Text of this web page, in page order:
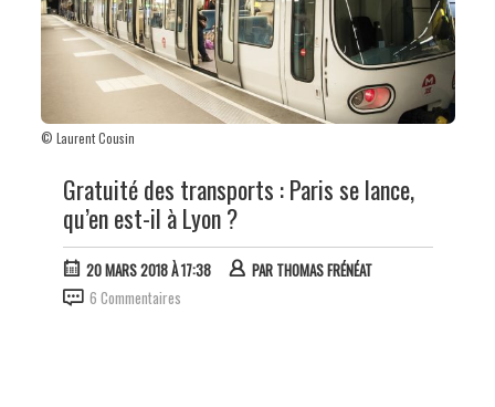
© Laurent Cousin
Gratuité des transports : Paris se lance,
qu’en est-il à Lyon ?
20 MARS 2018 À 17:38 PAR THOMAS FRÉNÉAT
6 Commentaires